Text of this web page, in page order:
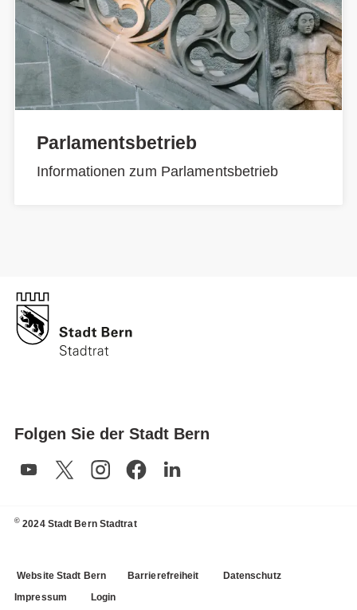
Parlamentsbetrieb
Informationen zum Parlamentsbetrieb
Folgen Sie der Stadt Bern
© 2024 Stadt Bern Stadtrat
Website Stadt Bern Barrierefreiheit
Datenschutz
Impressum
Login